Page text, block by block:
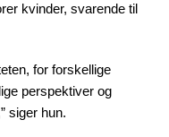
kvinder, svarende til
for forskellige
perspektiver og
siger hun.